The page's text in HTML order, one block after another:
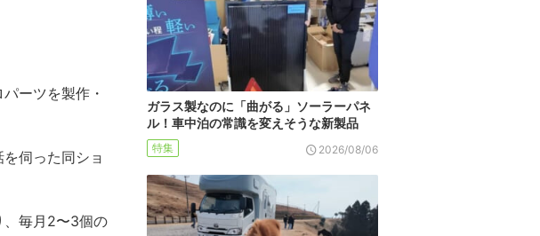
ーツを製作・
伺った同ショ
、毎月2〜3個の
ガラス製なのに「曲がる」ソーラーパネ
ル！車中泊の常識を変えそうな新製品
特集 2026/08/06